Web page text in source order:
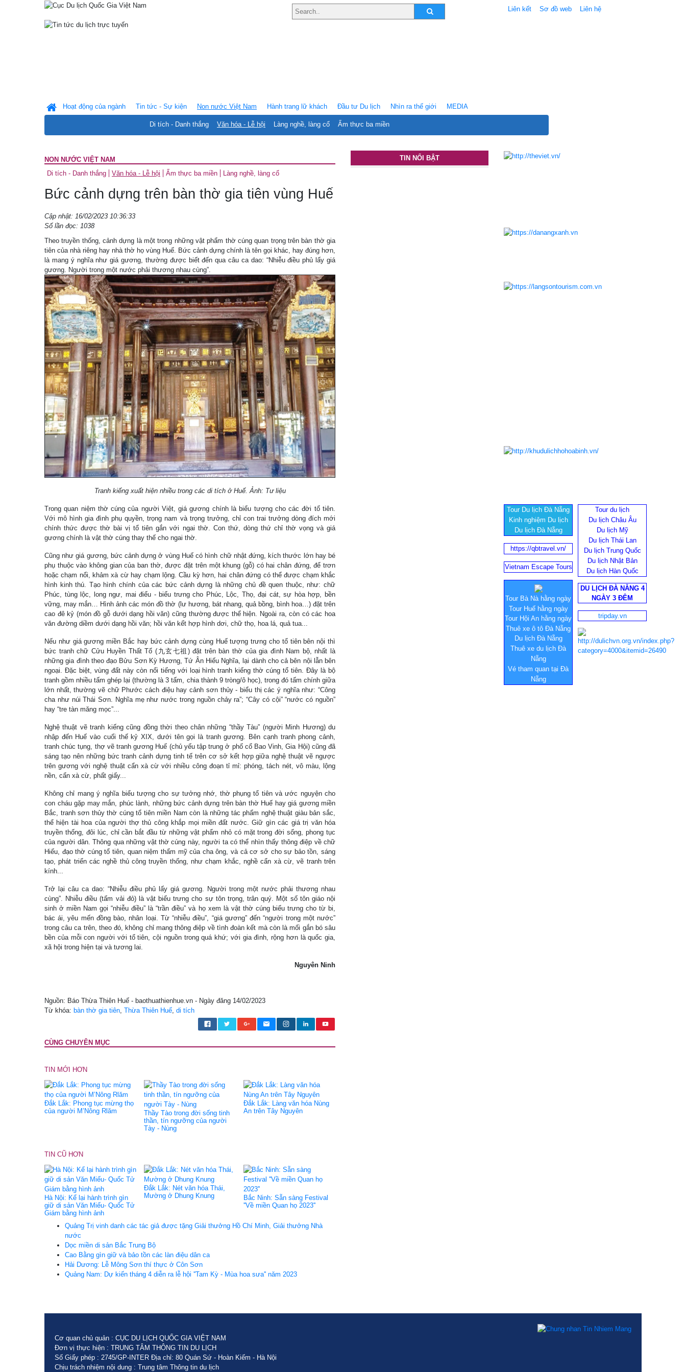
Liên kết Sơ đồ web Liên hệ
Hoạt động của ngành Tin tức - Sự kiện Non nước Việt Nam
Di tích - Danh thắng Văn hóa - Lễ hội Làng nghề, làng cổ Ẩm thực ba miền
Hành trang lữ khách Ðầu tư Du lịch Nhìn ra thế giới MEDIA
NON NƯỚC VIỆT NAM
Di tích - Danh thắng
Văn hóa - Lễ hội Ẩm thực ba miền Làng nghề, làng cổ
Bức cảnh dựng trên bàn thờ gia tiên vùng Huế
Cập nhật: 16/02/2023 10:36:33
Số lần đọc: 1038
Theo truyền thống, cảnh dựng là một trong những vật phẩm thờ cúng quan trọng trên bàn thờ gia
tiên của nhà riêng hay nhà thờ họ vùng Huế. Bức cảnh dựng chính là tên gọi khác, hay đúng hơn,
là mang ý nghĩa như giá gương, thường được biết đến qua câu ca dao: “Nhiễu điều phủ lấy giá
gương. Người trong một nước phải thương nhau cùng”.
Tranh kiếng xuất hiện nhiều trong các di tích ở Huế. Ảnh: Tư liệu
Trong quan niệm thờ cúng của người Việt, giá gương chính là biểu tượng cho các đời tổ tiên.
Với mô hình gia đình phụ quyền, trọng nam và trọng trưởng, chỉ con trai trưởng dòng đích mới
chính thức được thờ bài vị tổ tiên gắn với ngai thờ. Con thứ, dòng thứ chỉ thờ vọng và giá
gương chính là vật thờ cúng thay thế cho ngai thờ.
Cũng như giá gương, bức cảnh dựng ở vùng Huế có hình chữ nhật đứng, kích thước lớn hay bé
phụ thuộc vào không gian của ban thờ, được đặt trên một khung (gỗ) có hai chân đứng, để trơn
hoặc chạm nổi, khảm xà cừ hay chạm lộng. Cầu kỳ hơn, hai chân đứng có thể được chạm khắc
hình kinh thú. Tạo hình chính của các bức cảnh dựng là những chủ đề quen thuộc, như: chữ
Phúc, tùng lộc, long ngư, mai điểu - biểu trưng cho Phúc, Lộc, Thọ, đại cát, sự hòa hợp, bền
vững, may mắn… Hình ảnh các món đồ thờ (lư hương, bát nhang, quả bồng, bình hoa…) đặt trên
cao đê kỷ (món đồ gỗ dưới dạng hồi văn) cũng thường được thể hiện. Ngoài ra, còn có các hoa
văn đường diềm dưới dạng hồi văn; hồi văn kết hợp hình dơi, chữ thọ, hoa lá, quả tua...
Nếu như giá gương miền Bắc hay bức cảnh dựng cùng Huế tượng trưng cho tổ tiên bên nội thì
bức tranh chữ Cửu Huyền Thất Tổ (九玄七祖) đặt trên bàn thờ của gia đình Nam bộ, nhất là
những gia đình theo đạo Bửu Sơn Kỳ Hương, Tứ Ân Hiếu Nghĩa, lại dành cho cả bên nội lẫn bên
ngoại. Đặc biệt, vùng đất này còn nổi tiếng với loại hình tranh kiếng thờ cúng tổ tiên. Đây là bộ
tranh gồm nhiều tấm ghép lại (thường là 3 tấm, chia thành 9 tròng/ô học), trong đó tấm chính giữa
lớn nhất, thường vẽ chữ Phước cách điệu hay cảnh sơn thủy - biểu thị các ý nghĩa như: “Công
cha như núi Thái Sơn. Nghĩa mẹ như nước trong nguồn chảy ra”; “Cây có cội” “nước có nguồn”
hay “tre tàn măng mọc”...
Nghệ thuật vẽ tranh kiếng cũng đồng thời theo chân những “thầy Tàu” (người Minh Hương) du
nhập đến Huế vào cuối thế kỷ XIX, dưới tên gọi là tranh gương. Bên cạnh tranh phong cảnh,
tranh chúc tụng, thợ vẽ tranh gương Huế (chủ yếu tập trung ở phố cổ Bao Vinh, Gia Hội) cũng đã
sáng tạo nên những bức tranh cảnh dựng tinh tế trên cơ sở kết hợp giữa nghệ thuật vẽ ngược
trên gương với nghệ thuật cẩn xà cừ với nhiều công đoạn tỉ mỉ: phóng, tách nét, vô màu, lộng
nền, cẩn xà cừ, phất giấy...
Không chỉ mang ý nghĩa biểu tượng cho sự tưởng nhớ, thờ phụng tổ tiên và ước nguyện cho
con cháu gặp may mắn, phúc lành, những bức cảnh dựng trên bàn thờ Huế hay giá gương miền
Bắc, tranh sơn thủy thờ cúng tổ tiên miền Nam còn là những tác phẩm nghệ thuật giàu bản sắc,
thể hiện tài hoa của người thợ thủ công khắp mọi miền đất nước. Giữ gìn các giá trị văn hóa
truyền thống, đôi lúc, chỉ cần bắt đầu từ những vật phẩm nhỏ có mặt trong đời sống, phong tục
của người dân. Thông qua những vật thờ cúng này, người ta có thể nhìn thấy thông điệp về chữ
Hiếu, đạo thờ cúng tổ tiên, quan niệm thẩm mỹ của cha ông, và cả cơ sở cho sự bảo tồn, sáng
tạo, phát triển các nghề thủ công truyền thống, như chạm khắc, nghề cẩn xà cừ, vẽ tranh trên
kính...
Trở lại câu ca dao: “Nhiễu điều phủ lấy giá gương. Người trong một nước phải thương nhau
cùng”. Nhiễu điều (tấm vải đỏ) là vật biểu trưng cho sự tôn trọng, trân quý. Một số tôn giáo nội
sinh ở miền Nam gọi “nhiễu điều” là “trần điều” và họ xem là vật thờ cúng biểu trưng cho từ bi,
bác ái, yêu mến đồng bào, nhân loại. Từ “nhiễu điều”, “giá gương” đến “người trong một nước”
trong câu ca trên, theo đó, không chỉ mang thông điệp về tình đoàn kết mà còn là mối gắn bó sâu
bền của mỗi con người với tổ tiên, cội nguồn trong quá khứ; với gia đình, rộng hơn là quốc gia,
xã hội trong hiện tại và tương lai.
Nguyên Ninh
Nguồn: Báo Thừa Thiên Huế - baothuathienhue.vn - Ngày đăng 14/02/2023
Từ khóa: bàn thờ gia tiên, Thừa Thiên Huế, di tích
CÙNG CHUYÊN MỤC
TIN MỚI HƠN
Đắk Lắk: Phong tục mừng thọ
của người M’Nông Rlăm
Thầy Tào trong đời sống tinh
thần, tín ngưỡng của người
Tày - Nùng
Đắk Lắk: Làng văn hóa Nùng
An trên Tây Nguyên
TIN CŨ HƠN
Hà Nội: Kể lại hành trình gìn
giữ di sản Văn Miếu- Quốc Tử
Giám bằng hình ảnh
Đắk Lắk: Nét văn hóa Thái,
Mường ở Dhung Knung
Bắc Ninh: Sẵn sàng Festival
''Về miền Quan họ 2023''
Quảng Trị vinh danh các tác giả được tặng Giải thưởng Hồ Chí Minh, Giải thưởng Nhà
nước
Dọc miền di sản Bắc Trung Bộ
Cao Bằng gìn giữ và bảo tồn các làn điệu dân ca
Hải Dương: Lễ Mông Sơn thí thực ở Côn Sơn
Quảng Nam: Dự kiến tháng 4 diễn ra lễ hội ''Tam Kỳ - Mùa hoa sưa'' năm 2023
TIN NỔI BẬT
Tour Du lịch Đà Nẵng
Kinh nghiệm Du lịch
Du lịch Đà Nẵng
Tour du lịch
Du lịch Châu Âu
Du lịch Mỹ
Du lịch Thái Lan
Du lịch Trung Quốc
Du lịch Nhật Bản
Du lịch Hàn Quốc
https://qbtravel.vn/
Vietnam Escape Tours
Tour Bà Nà hằng ngày
Tour Huế hằng ngày
Tour Hội An hằng ngày
Thuê xe ô tô Đà Nẵng
Du lịch Đà Nẵng
Thuê xe du lịch Đà
Nẵng
Vé tham quan tại Đà
Nẵng
DU LỊCH ĐÀ NẴNG 4
NGÀY 3 ĐÊM
tripday.vn
Cơ quan chủ quản : CỤC DU LỊCH QUỐC GIA VIỆT NAM
Đơn vị thực hiện : TRUNG TÂM THÔNG TIN DU LỊCH
Số Giấy phép : 2745/GP-INTER Địa chỉ: 80 Quán Sứ - Hoàn Kiếm - Hà Nội
Chịu trách nhiệm nội dung : Trung tâm Thông tin du lịch